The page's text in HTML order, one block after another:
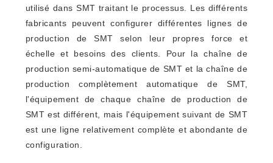
NOUVELLES
DEMANDEZ
UNE
CITATION
utilisé dans SMT traitant le processus. Les différents
fabricants peuvent configurer différentes lignes de
production de SMT selon leur propres force et
échelle et besoins des clients. Pour la chaîne de
production semi-automatique de SMT et la chaîne de
production complètement automatique de SMT,
l'équipement de chaque chaîne de production de
SMT est différent, mais l'équipement suivant de SMT
est une ligne relativement complète et abondante de
configuration.